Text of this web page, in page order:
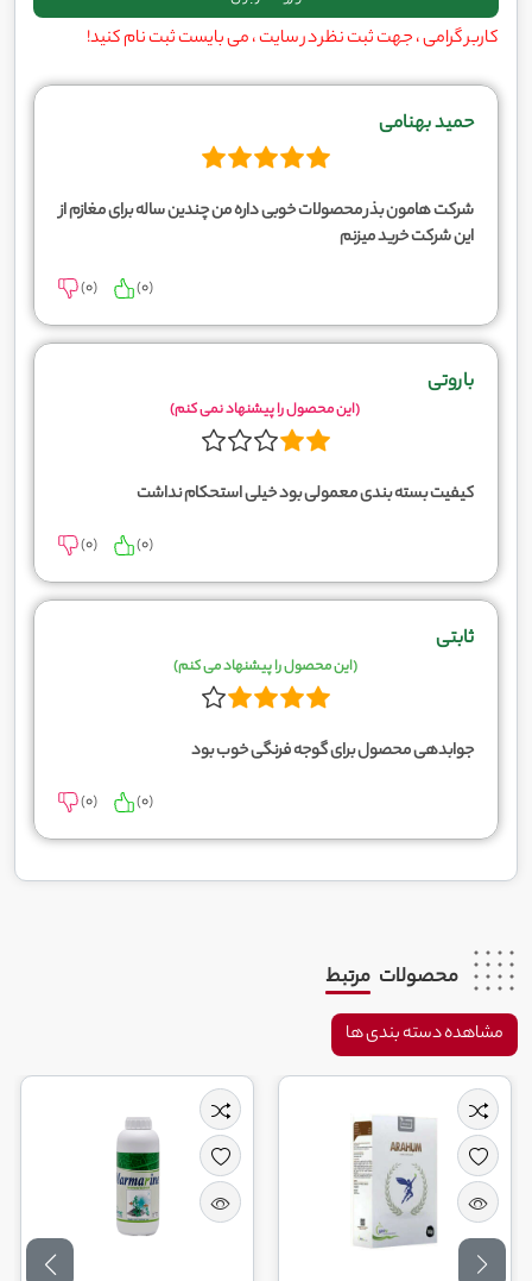
کاربر گرامی ، جهت ثبت نظر در سایت ، می بایست ثبت نام کنید!
حمید بهنامی
شرکت هامون بذر محصولات خوبی داره من چندین ساله برای مغازم از
این شرکت خرید میزنم
(
0
) (
0
)
باروتی
(این محصول را پیشنهاد نمی کنم)
کیفیت بسته بندی معمولی بود خیلی استحکام نداشت
(
0
) (
0
)
ثابتی
(این محصول را پیشنهاد می کنم)
جوابدهی محصول برای گوجه فرنگی خوب بود
(
0
) (
0
)
محصولات مرتبط
مشاهده دسته بندی ها